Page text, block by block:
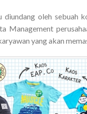
diundang oleh sebuah
Management
yang akan